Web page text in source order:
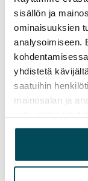
sisällön ja
ominaisuuksien
analysoimiseen.
yhdistetä
saatuihin
mainosalan ja
yhdistää näitä
heille tai joita on
palvelujaan.